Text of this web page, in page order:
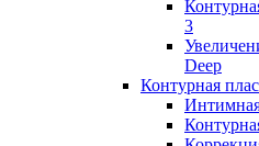
3
Deep
Контурная